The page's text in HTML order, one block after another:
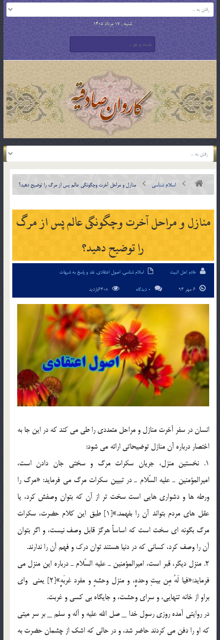
شنبه , 17 مرداد 1405
اسلام شناسی منازل و مراحل آخرت وچگونگی عالم پس از مرگ را توضيح دهيد؟
منازل و مراحل آخرت وچگونگی عالم پس از مرگ
را توضيح دهيد؟
خادم اهل البیت اسلام شناسی, اصول اعتقادی, نقد و پاسخ به شبهات
0 دیدگاه
انسان در سفر آخرت منازل و مراحل متعددي را طي مي كند كه در اين جا به
اختصار درباره آن منازل توضيحاتي ارائه مي شود:
1. نخستين منزل، جريان سكرات مرگ و سختي جان دادن است،
اميرالمؤمنين ـ عليه السّلام ـ در تبيين سكرات مرگ مي فرمايد: «مرگ را
ورطه ها و دشواري هايي است سخت تر از آن كه بتوان وصفش كرد، يا
عقل هاي مردم بتواند آن را بفهمد.»[1] طبق اين كلام حضرت، سكرات
مرگ بگونه اي سخت است كه اساساً هرگز قابل وصف نيست، و اگر بتوان
آن را وصف كرد، كساني كه در دنيا هستند توان درك و فهم آن را ندارند.
2. منزل ديگر، قبر است، اميرالمؤمنين ـ عليه السّلام ـ درباره اين منزل مي
فرمايد:«فيا لَهُ مِن بيتِ وحدهٍٍ، و منزل وحشهٍ و مفرد غربَهٍٍ»[2] يعني وای
براو از خانه تنهايي، و سراي وحشت، و جايگاه بي كسي و غربت.
در روايتي آمده روزي رسول خدا _ صل الله عليه و آله و سلم _ بر سر ميتي
كه او را دفن مي كردند حاضر شد، و در حالي كه اشك از چشمان حضرت به